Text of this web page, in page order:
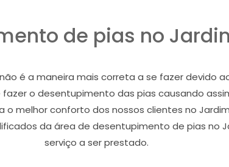
de pias no
é a maneira mais correta a se fazer devido
o desentupimento das pias causando
melhor conforto dos nossos clientes no
da área de desentupimento de pias no
serviço a ser prestado.